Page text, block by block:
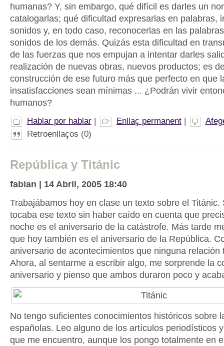
humanas? Y, sin embargo, qué difícil es darles un
catalogarlas; qué dificultad expresarlas en palabras,
sonidos y, en todo caso, reconocerlas en las
sonidos de los demás. Quizás esta dificultad en
de las fuerzas que nos empujan a intentar darles
realización de nuevas obras, nuevos productos; es
construcción de ese futuro más que perfecto en que
insatisfacciones sean mínimas ... ¿Podrán vivir
humanos?
Hablar por hablar| Enllaç permanent|
Retroenllaços (0)
República y Titánic
fabian | 14 Abril, 2005 18:40
Trabajábamos hoy en clase un texto sobre el Titánic.
tocaba ese texto sin haber caído en cuenta que
noche es el aniversario de la catástrofe. Más tarde
que hoy también es el aniversario de la República.
aniversario de acontecimientos que ninguna relación
Ahora, al sentarme a escribir algo, me sorprende la
aniversario y pienso que ambos duraron poco y
No tengo suficientes conocimientos históricos sobre
españolas. Leo alguno de los artículos periodísticos
que me encuentro, aunque los pongo totalmente en